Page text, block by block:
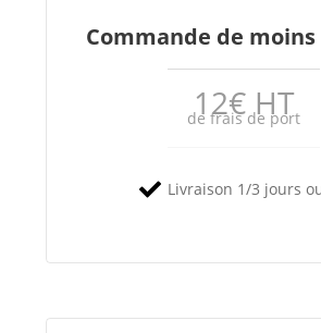
Commande de moins
12€ HT
de frais de port
Livraison 1/3 jours